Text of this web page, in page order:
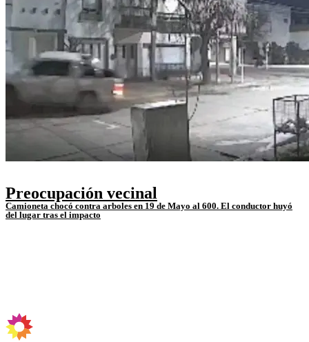
Preocupación vecinal
Camioneta chocó contra arboles en 19 de Mayo al 600. El conductor huyó
del lugar tras el impacto